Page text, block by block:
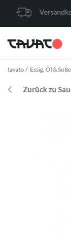
tavato Essig, Öl &
Zurück zu